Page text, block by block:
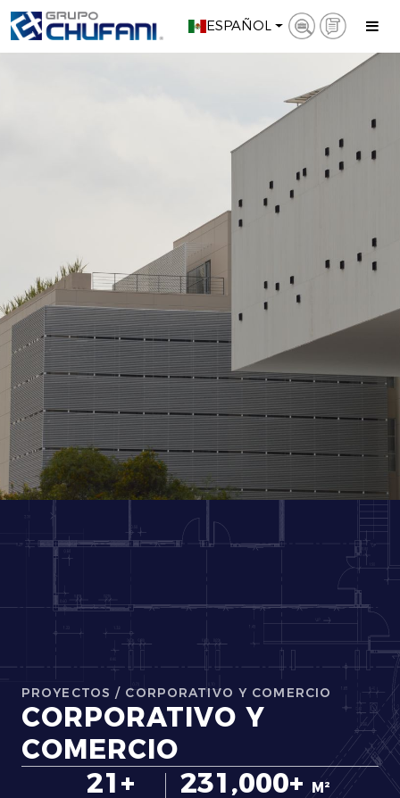
ESPAÑOL
PROYECTOS / CORPORATIVO Y COMERCIO
CORPORATIVO Y
COMERCIO
21+ 231,000+M²